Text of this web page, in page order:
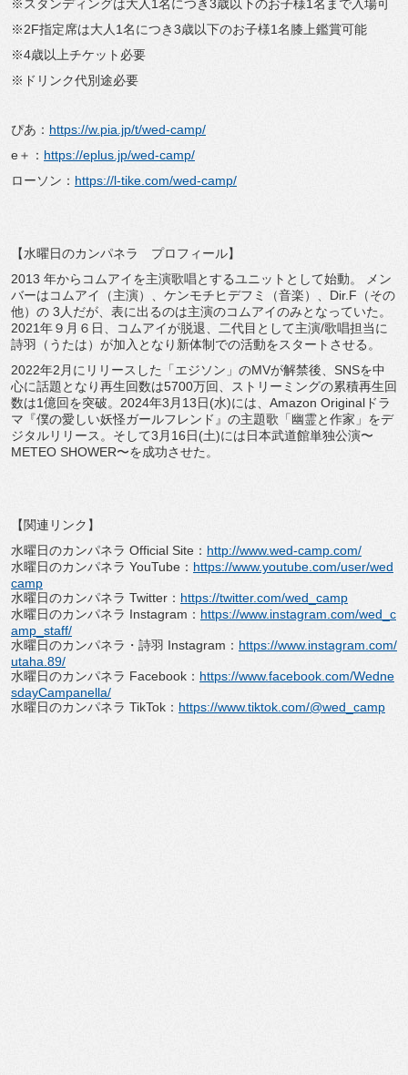
※スタンディングは大人1名につき3歳以下のお子様1名まで入場可
※2F指定席は大人1名につき3歳以下のお子様1名膝上鑑賞可能
※4歳以上チケット必要
※ドリンク代別途必要
ぴあ： https://w.pia.jp/t/wed-camp/
e＋： https://eplus.jp/wed-camp/
ローソン： https://l-tike.com/wed-camp/
【水曜日のカンパネラ プロフィール】
2013 年からコムアイを主演歌唱とするユニットとして始動。 メン
バーはコムアイ（主演）、ケンモチヒデフミ（音楽）、Dir.F（その
他）の 3人だが、表に出るのは主演のコムアイのみとなっていた。
2021年９月６日、コムアイが脱退、二代目として主演/歌唱担当に
詩羽（うたは）が加入となり新体制での活動をスタートさせる。
2022年2月にリリースした「エジソン」のMVが解禁後、SNSを中
心に話題となり再生回数は5700万回、ストリーミングの累積再生回
数は1億回を突破。2024年3月13日(水)には、Amazon Originalドラ
マ『僕の愛しい妖怪ガールフレンド』の主題歌「幽霊と作家」をデ
ジタルリリース。そして3月16日(土)には日本武道館単独公演〜
METEO SHOWER〜を成功させた。
【関連リンク】
水曜日のカンパネラ Official Site： http://www.wed-camp.com/
水曜日のカンパネラ YouTube： https://www.youtube.com/user/wed
camp
水曜日のカンパネラ Twitter： https://twitter.com/wed_camp
水曜日のカンパネラ Instagram： https://www.instagram.com/wed_c
amp_staff/
水曜日のカンパネラ・詩羽 Instagram： https://www.instagram.com/
utaha.89/
水曜日のカンパネラ Facebook： https://www.facebook.com/Wedne
sdayCampanella/
水曜日のカンパネラ TikTok： https://www.tiktok.com/@wed_camp